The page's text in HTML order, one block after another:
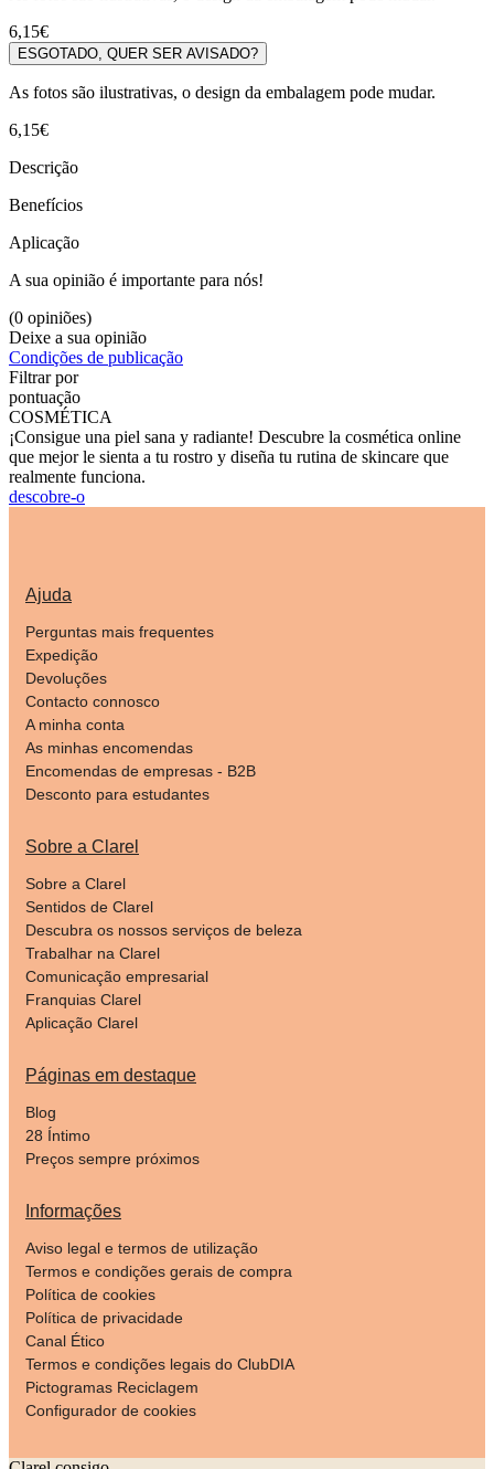
6,15€
ESGOTADO, QUER SER AVISADO?
As fotos são ilustrativas, o design da embalagem pode mudar.
6,15€
Descrição
Benefícios
Aplicação
A sua opinião é importante para nós!
(0 opiniões)
Deixe a sua opinião
Condições de publicação
Filtrar por
pontuação
COSMÉTICA
¡Consigue una piel sana y radiante! Descubre la cosmética online
que mejor le sienta a tu rostro y diseña tu rutina de skincare que
realmente funciona.
descobre-o
Ajuda
Perguntas mais frequentes
Expedição
Devoluções
Contacto connosco
A minha conta
As minhas encomendas
Encomendas de empresas - B2B
Desconto para estudantes
Sobre a Clarel
Sobre a Clarel
Sentidos de Clarel
Descubra os nossos serviços de beleza
Trabalhar na Clarel
Comunicação empresarial
Franquias Clarel
Aplicação Clarel
Páginas em destaque
Blog
28 Íntimo
Preços sempre próximos
Informações
Aviso legal e termos de utilização
Termos e condições gerais de compra
Política de cookies
Política de privacidade
Canal Ético
Termos e condições legais do ClubDIA
Pictogramas Reciclagem
Configurador de cookies